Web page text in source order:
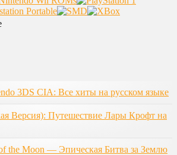
3DS CIA: Все хиты на русском языке
Версия): Путешествие Лары Крофт на
the Moon — Эпическая Битва за Землю